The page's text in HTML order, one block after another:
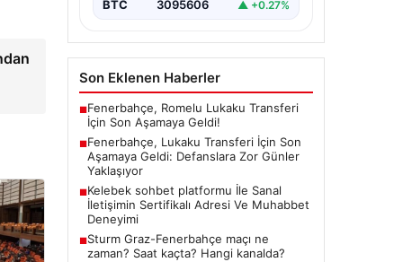
BTC 3095606 ▲ +0.27%
Son Eklenen Haberler
■Fenerbahçe, Romelu Lukaku Transferi
İçin Son Aşamaya Geldi!
■Fenerbahçe, Lukaku Transferi İçin Son
Aşamaya Geldi: Defanslara Zor Günler
Yaklaşıyor
■Kelebek sohbet platformu İle Sanal
İletişimin Sertifikalı Adresi Ve Muhabbet
Deneyimi
■Sturm Graz-Fenerbahçe maçı ne
zaman? Saat kaçta? Hangi kanalda?